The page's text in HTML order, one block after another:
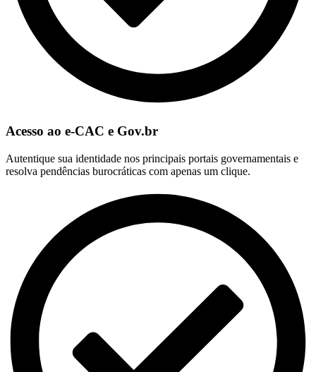
Acesso ao e-CAC e Gov.br
Autentique sua identidade nos principais portais governamentais e
resolva pendências burocráticas com apenas um clique.